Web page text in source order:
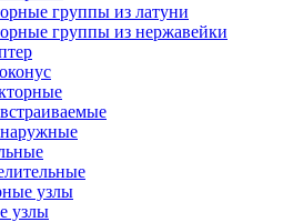
группы из латуни
группы из нержавейки
узлы
узлы